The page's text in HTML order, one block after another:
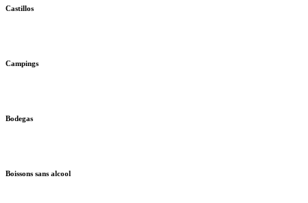
Castillos
Campings
Bodegas
Boissons sans alcool